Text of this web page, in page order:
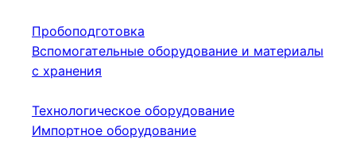
Пробоподготовка
Вспомогательные оборудование и материалы
с хранения
Технологическое оборудование
Импортное оборудование